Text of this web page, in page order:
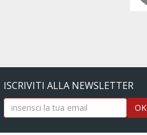
ISCRIVITI ALLA NEWSLETTER
OK